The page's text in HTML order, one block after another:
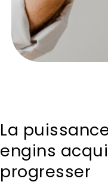
La
engins
progresser